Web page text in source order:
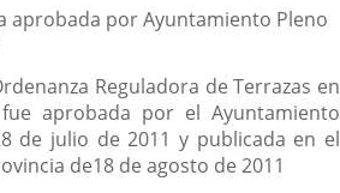
aprobada por Ayuntamiento Pleno
Reguladora de Terrazas en
aprobada por el Ayuntamiento
de julio de 2011 y publicada en el
de18 de agosto de 2011